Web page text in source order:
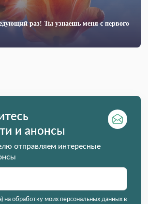
раз! Ты узнаешь меня с первого
и анонсы
отправляем интересные
на обработку моих персональных данных в